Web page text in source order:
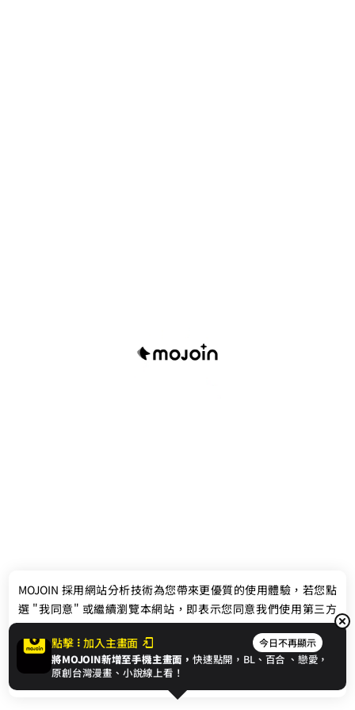
聯絡我們
© 2024 gamania Digital Entertainment Co., Ltd.
點擊 加入主畫面 今日不再顯示
將MOJOIN新增至手機主畫面，快速點開，BL、 百合 、戀愛，
原創台灣漫畫、小說線上看！
MOJOIN 採用網站分析技術為您帶來更優質的使用體驗，若您點
選 "我同意" 或繼續瀏覽本網站，即表示您同意我們使用第三方
Cookie，欲瞭解更多資訊請見隱私權政策。
我同意